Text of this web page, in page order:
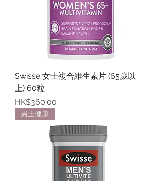
Swisse 女士複合維生素片 (65歲以
上) 60粒
價格
HK$360.00
男士健康